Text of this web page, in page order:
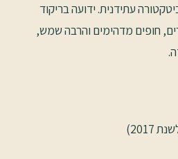
עתידנית. ידועה בריקוד
חופים מדהימים והרבה שמש,